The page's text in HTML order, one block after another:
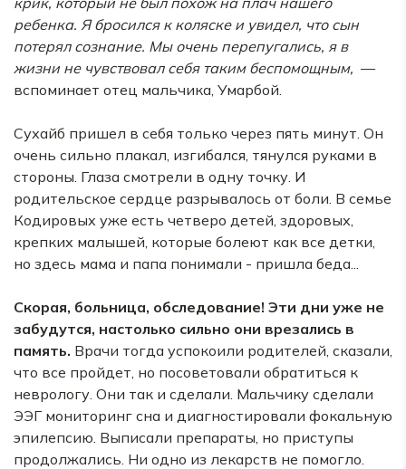
ребенка. Я бросился к коляске и увидел, что сын
потерял сознание. Мы очень перепугались, я в
жизни не чувствовал себя таким беспомощным, —
вспоминает отец мальчика, Умарбой.
Сухайб пришел в себя только через пять минут. Он
очень сильно плакал, изгибался, тянулся руками в
стороны. Глаза смотрели в одну точку. И
родительское сердце разрывалось от боли. В семье
Кодировых уже есть четверо детей, здоровых,
крепких малышей, которые болеют как все детки,
но здесь мама и папа понимали - пришла беда...
Скорая, больница, обследование! Эти дни уже не
забудутся, настолько сильно они врезались в
память. Врачи тогда успокоили родителей, сказали,
что все пройдет, но посоветовали обратиться к
неврологу. Они так и сделали. Мальчику сделали
ЭЭГ мониторинг сна и диагностировали фокальную
эпилепсию. Выписали препараты, но приступы
продолжались. Ни одно из лекарств не помогло.